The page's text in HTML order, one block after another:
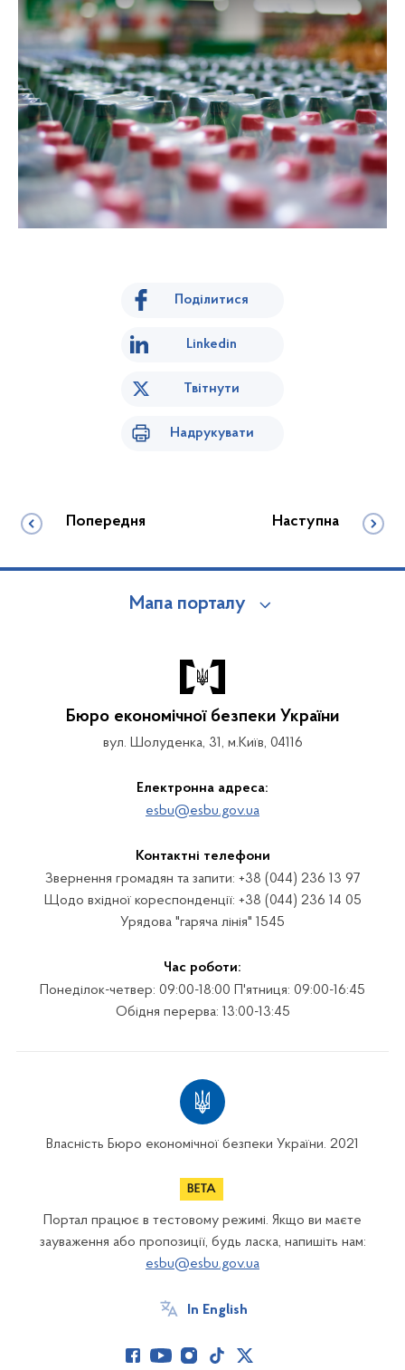
Поділитися
Linkedin
Твітнути
Надрукувати
Попередня Наступна
Мапа порталу
Бюро економічної безпеки України
вул. Шолуденка, 31, м.Київ, 04116
Електронна адреса:
esbu@esbu.gov.ua
Контактні телефони
Звернення громадян та запити: +38 (044) 236 13 97
Щодо вхідної кореспонденції: +38 (044) 236 14 05
Урядова "гаряча лінія" 1545
Час роботи:
Понеділок-четвер: 09:00-18:00 П'ятниця: 09:00-16:45
Обідня перерва: 13:00-13:45
Власність Бюро економічної безпеки України. 2021
Портал працює в тестовому режимі. Якщо ви маєте
зауваження або пропозиції, будь ласка, напишіть нам:
esbu@esbu.gov.ua
In English